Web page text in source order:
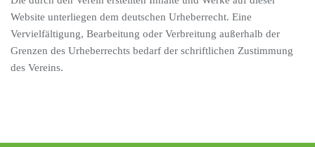
Website unterliegen dem deutschen Urheberrecht. Eine
Vervielfältigung, Bearbeitung oder Verbreitung außerhalb der
Grenzen des Urheberrechts bedarf der schriftlichen Zustimmung
des Vereins.